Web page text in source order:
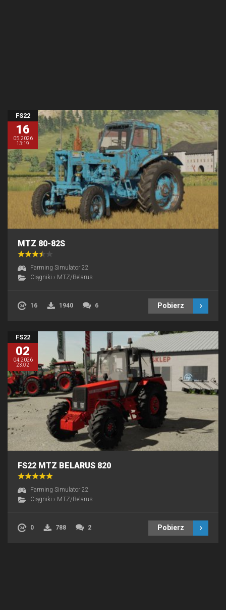
FS22
16
05.2026
13:19
MTZ 80-82S
Farming Simulator 22
Ciągniki › MTZ/Belarus
16 1940 6 Pobierz
FS22
02
04.2026
23:02
FS22 MTZ BELARUS 820
Farming Simulator 22
Ciągniki › MTZ/Belarus
0 788 2 Pobierz